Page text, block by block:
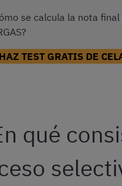
se calcula la nota
TEST GRATIS DE
qué